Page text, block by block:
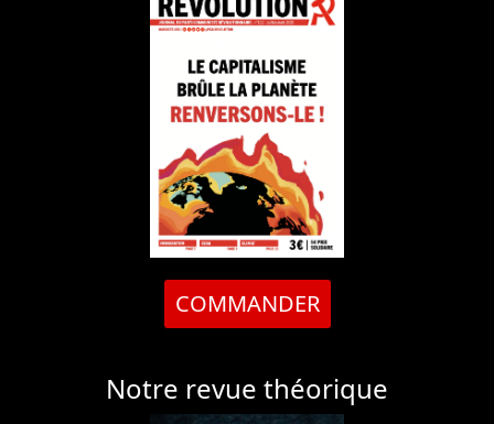
COMMANDER
Notre revue théorique